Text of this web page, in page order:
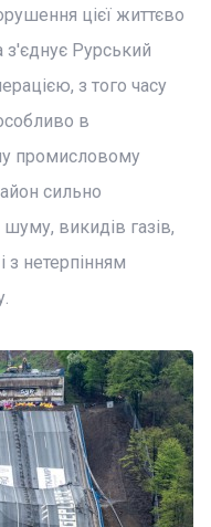
цієї життєво
з'єднує Рурський
з того часу
в
промисловому
сильно
викидів газів,
з нетерпінням